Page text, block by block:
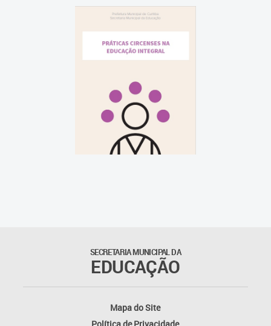
SECRETARIA MUNICIPAL DA
EDUCAÇÃO
Mapa do Site